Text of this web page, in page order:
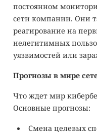
постоянном
сети компании. Они
реагирование на
нелегитимных
уязвимостей или
Прогнозы в мире
Что ждет мир
Основные прогнозы:
Смена целевых